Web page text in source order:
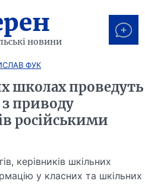
новини
ФУК
школах проведуть
приводу
російськими
керівників шкільних
у класних та шкільних